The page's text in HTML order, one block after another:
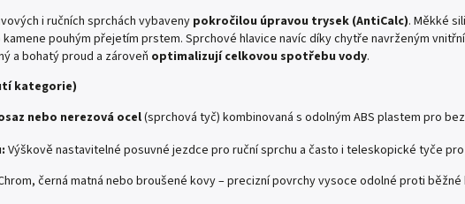
i ručních sprchách vybaveny pokročilou úpravou trysek (AntiCalc). Měkké
pouhým přejetím prstem. Sprchové hlavice navíc díky chytře navrženým
a bohatý proud a zároveň optimalizují celkovou spotřebu vody.
kategorie)
nebo nerezová ocel(sprchová tyč) kombinovaná s odolným ABS plastem pro
Výškově nastavitelné posuvné jezdce pro ruční sprchu a často i teleskopické tyče
černá matná nebo broušené kovy – precizní povrchy vysoce odolné proti